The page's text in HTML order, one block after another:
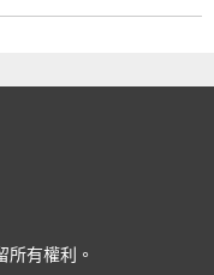
有權利。